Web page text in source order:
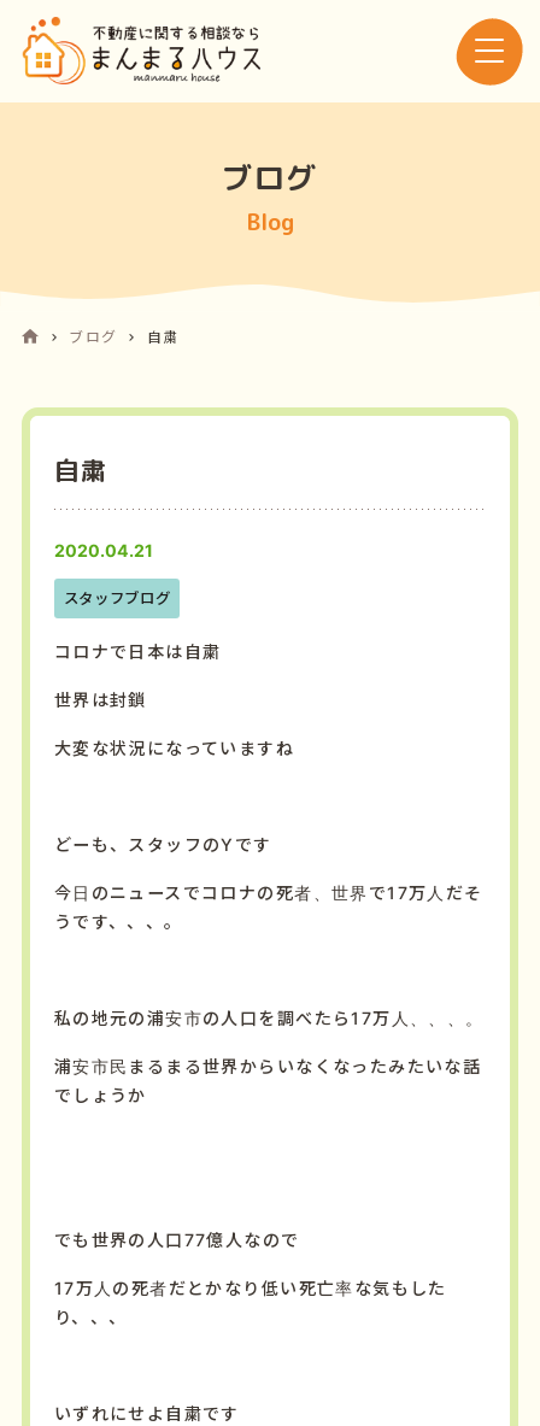
ブログ
Blog
ブログ 自粛
自粛
2020.04.21
スタッフブログ
コロナで日本は自粛
世界は封鎖
大変な状況になっていますね
どーも、スタッフのYです
今日のニュースでコロナの死者、世界で17万人だそ
うです、、、。
私の地元の浦安市の人口を調べたら17万人、、、。
浦安市民まるまる世界からいなくなったみたいな話
でしょうか
でも世界の人口77億人なので
17万人の死者だとかなり低い死亡率な気もした
り、、、
いずれにせよ自粛です